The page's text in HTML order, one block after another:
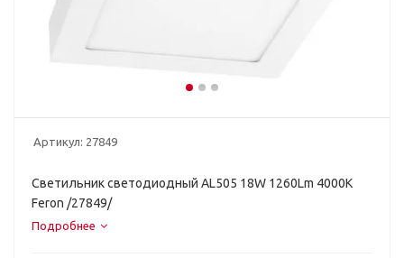
Артикул: 27849
Светильник светодиодный AL505 18W 1260Lm 4000K
Feron /27849/
Подробнее